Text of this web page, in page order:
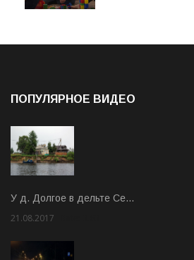
ПОПУЛЯРНОЕ ВИДЕО
У д. Долгое в дельте Се…
21.08.2017